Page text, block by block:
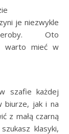
je niezwykle
Oto
warto mieć w
szafie każdej
biurze, jak i na
z małą czarną
klasyki,